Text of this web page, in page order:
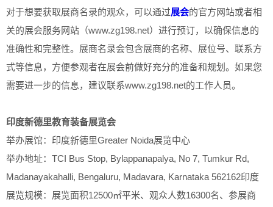
对于想要获取展商名录的观众，可以通过展会的官方网站或者相
关的展会服务网站（www.zg198.net）进行预订，以确保信息的
准确性和完整性。展商名录会包含展商的名称、展位号、联系方
式等信息，方便参观者在展会前做好充分的准备和规划。如果您
需要进一步的信息，建议联系www.zg198.net的工作人员。
印度新德里教育装备展览会
举办展馆：印度新德里Greater Noida展览中心
举办地址：TCI Bus Stop, Bylappanapalya, No 7, Tumkur Rd,
Madanayakahalli, Bengaluru, Madavara, Karnataka 562162印度
展览规模：展览面积12500㎡平米、观众人数16300名、参展商